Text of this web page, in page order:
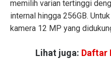
memilih varian tertinggi
internal hingga 256GB.
kamera 12 MP yang
Lihat juga: Daftar